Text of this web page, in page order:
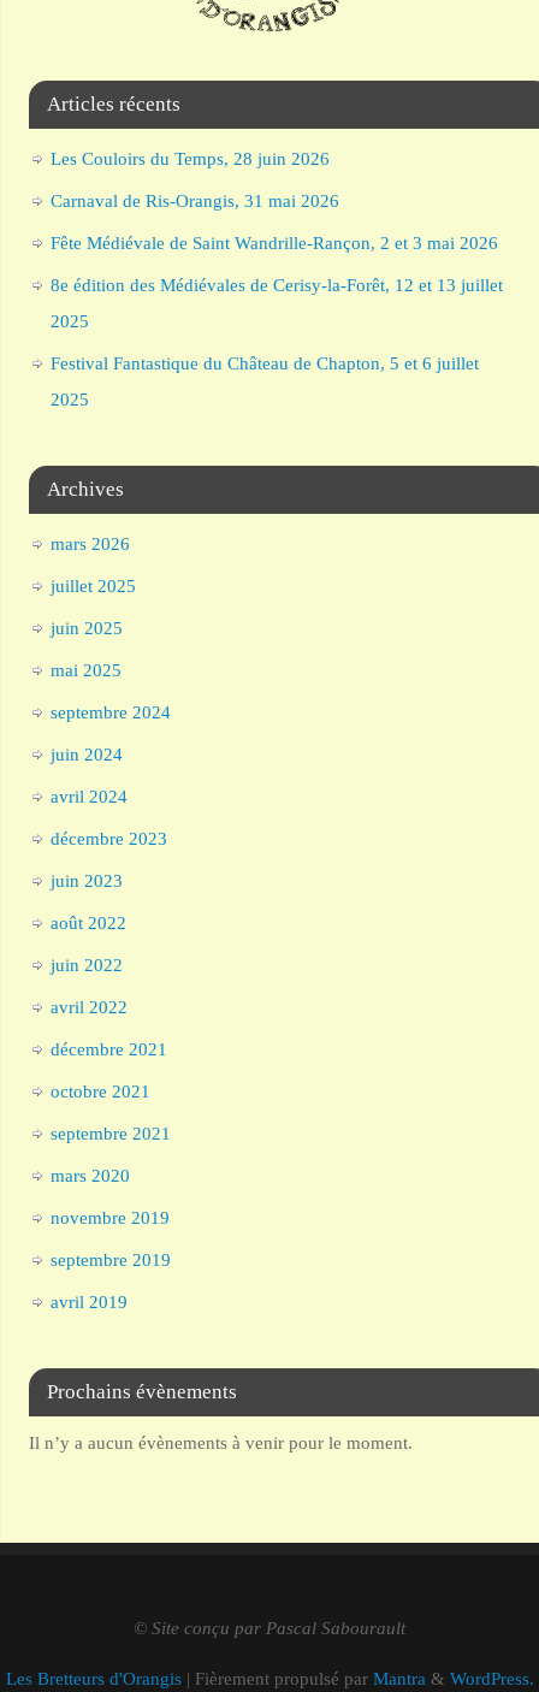
Articles récents
Les Couloirs du Temps, 28 juin 2026
Carnaval de Ris-Orangis, 31 mai 2026
Fête Médiévale de Saint Wandrille-Rançon, 2 et 3 mai 2026
8e édition des Médiévales de Cerisy-la-Forêt, 12 et 13 juillet
2025
Festival Fantastique du Château de Chapton, 5 et 6 juillet
2025
Archives
mars 2026
juillet 2025
juin 2025
mai 2025
septembre 2024
juin 2024
avril 2024
décembre 2023
juin 2023
août 2022
juin 2022
avril 2022
décembre 2021
octobre 2021
septembre 2021
mars 2020
novembre 2019
septembre 2019
avril 2019
Prochains évènements
Il n’y a aucun évènements à venir pour le moment.
© Site conçu par Pascal Sabourault
Les Bretteurs d'Orangis| Fièrement propulsé par Mantra& WordPress.